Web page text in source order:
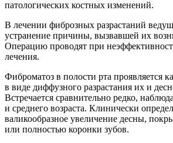
патологических костных изменений.
В лечении фиброзных разрастаний
устранение причины, вызвавшей их
Операцию проводят при
лечения.
Фиброматоз в полости рта проявляется
в виде диффузного разрастания их и
Встречается сравнительно редко,
и среднего возраста. Клинически
валикообразное увеличение десны,
или полностью коронки зубов.